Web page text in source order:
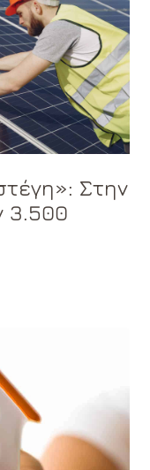
Στην
3.500